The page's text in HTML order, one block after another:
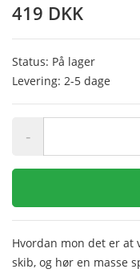
419 DKK
Status: På lager
Levering: 2-5 dage
-
Hvordan mon det er at
skib, og hør en masse